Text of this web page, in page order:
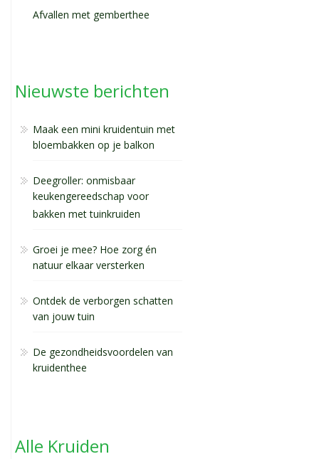
Afvallen met gemberthee
Nieuwste berichten
Maak een mini kruidentuin met
bloembakken op je balkon
Deegroller: onmisbaar
keukengereedschap voor
bakken met tuinkruiden
Groei je mee? Hoe zorg én
natuur elkaar versterken
Ontdek de verborgen schatten
van jouw tuin
De gezondheidsvoordelen van
kruidenthee
Alle Kruiden